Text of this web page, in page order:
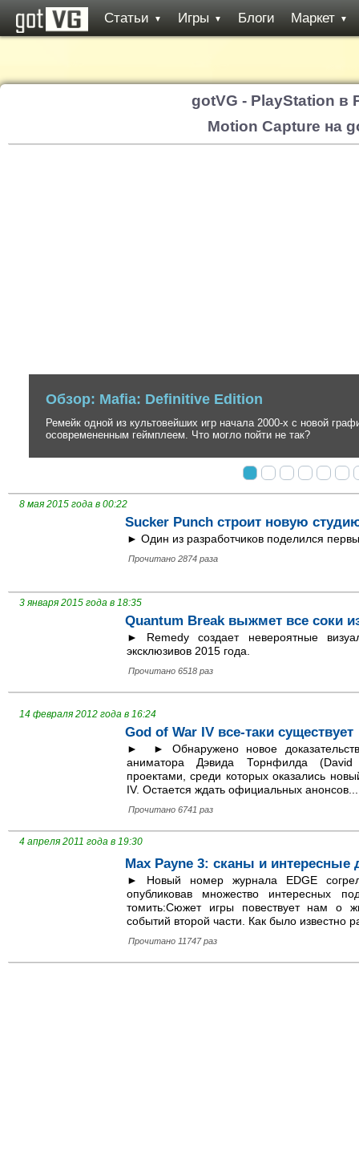
Статьи ▼ Игры ▼ Блоги Маркет ▼
gotVG - PlayStation в
Motion Capture на
Обзор: Mafia: Definitive Edition
Ремейк одной из культовейших игр начала 2000-х с новой
осовремененным геймплеем. Что могло пойти не так?
8 мая 2015 года в 00:22
Sucker Punch строит новую
► Один из разработчиков поделился
Прочитано 2874 раза
3 января 2015 года в 18:35
Quantum Break выжмет все соки
► Remedy создает невероятные
эксклюзивов 2015 года.
Прочитано 6518 раз
14 февраля 2012 года в 16:24
God of War IV все-таки существует
► ► Обнаружено новое
аниматора Дэвида Торнфилда (David
проектами, среди которых оказались
IV. Остается ждать официальных
Прочитано 6741 раз
4 апреля 2011 года в 19:30
Max Payne 3: сканы и интересные
► Новый номер журнала EDGE
опубликовав множество интересных
томить:Сюжет игры повествует нам о
событий второй части. Как было известно
Прочитано 11747 раз